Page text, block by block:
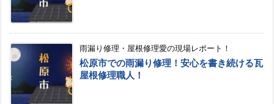
雨漏り修理・屋根修理愛の現場レポート！
松原市での雨漏り修理！安心を書き続ける瓦
屋根修理職人！